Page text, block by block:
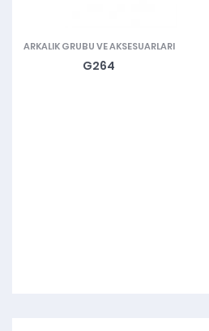
ARKALIK GRUBU VE AKSESUARLARI
G264